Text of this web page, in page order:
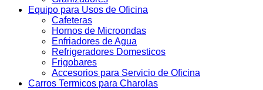
Equipo para Usos de Oficina
Cafeteras
Hornos de Microondas
Enfriadores de Agua
Refrigeradores Domesticos
Frigobares
Accesorios para Servicio de Oficina
Carros Termicos para Charolas